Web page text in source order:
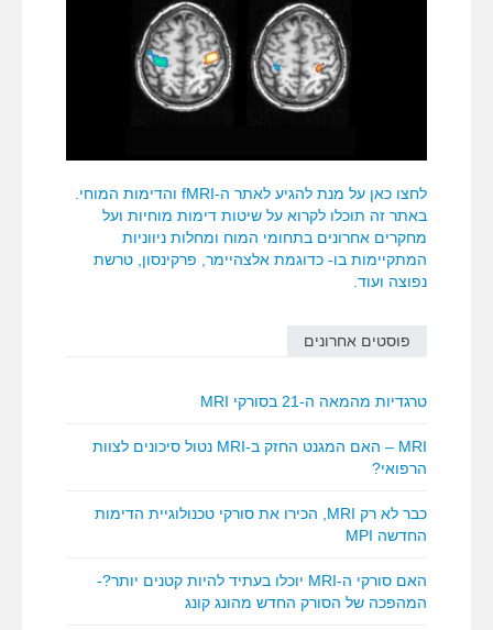
לחצו כאן על מנת להגיע לאתר ה-fMRI והדימות המוחי.
באתר זה תוכלו לקרוא על שיטות דימות מוחיות ועל
מחקרים אחרונים בתחומי המוח ומחלות ניווניות
המתקיימות בו- כדוגמת אלצהיימר, פרקינסון, טרשת
נפוצה ועוד.
פוסטים אחרונים
טרגדיות מהמאה ה-21 בסורקי MRI
MRI – האם המגנט החזק ב-MRI נטול סיכונים לצוות
הרפואי?
כבר לא רק MRI, הכירו את סורקי טכנולוגיית הדימות
החדשה MPI
האם סורקי ה-MRI יוכלו בעתיד להיות קטנים יותר?-
המהפכה של הסורק החדש מהונג קונג